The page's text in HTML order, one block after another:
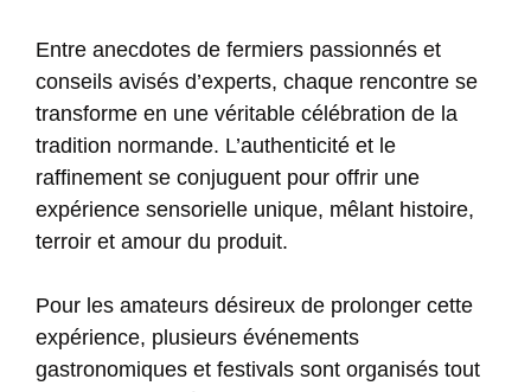
Entre anecdotes de fermiers passionnés et
conseils avisés d’experts, chaque rencontre se
transforme en une véritable célébration de la
tradition normande. L’authenticité et le
raffinement se conjuguent pour offrir une
expérience sensorielle unique, mêlant histoire,
terroir et amour du produit.
Pour les amateurs désireux de prolonger cette
expérience, plusieurs événements
gastronomiques et festivals sont organisés tout